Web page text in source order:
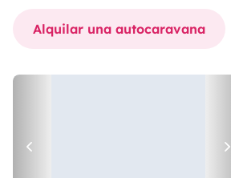
Alquilar una autocaravana